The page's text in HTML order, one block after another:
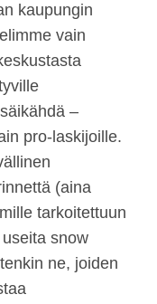
kaupungin
vain
–
pro-laskijoille.
(aina
tarkoitettuun
snow
ne, joiden